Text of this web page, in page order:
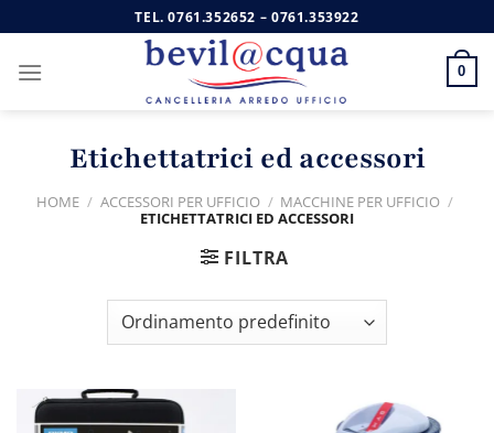
ai
contenuti
TEL.0761.352652 – 0761.353922
0
Etichettatrici ed accessori
HOME / ACCESSORI PER UFFICIO / MACCHINE PER UFFICIO /
ETICHETTATRICI ED ACCESSORI
FILTRA